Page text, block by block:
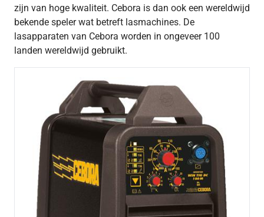
zijn van hoge kwaliteit. Cebora is dan ook een wereldwijd
bekende speler wat betreft lasmachines. De
lasapparaten van Cebora worden in ongeveer 100
landen wereldwijd gebruikt.